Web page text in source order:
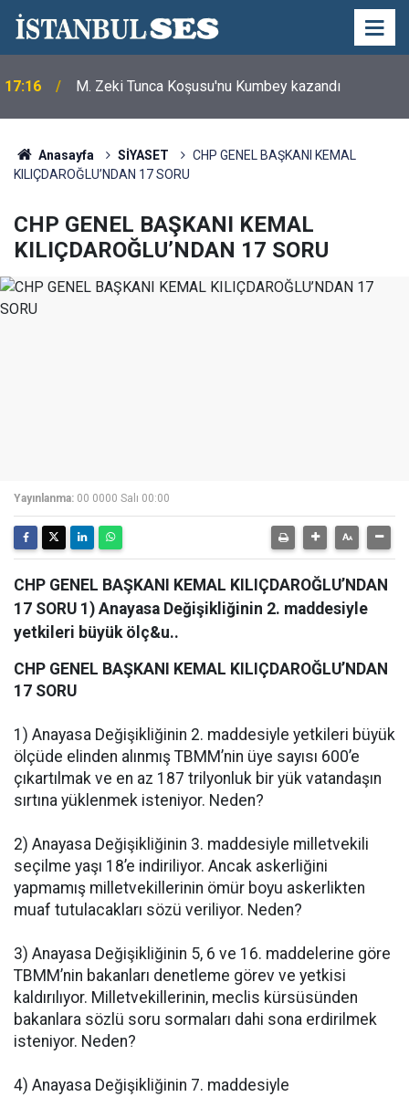
17:16 M. Zeki Tunca Koşusu'nu Kumbey kazandı
Anasayfa SİYASET
CHP GENEL BAŞKANI KEMAL
KILIÇDAROĞLU’NDAN 17 SORU
CHP GENEL BAŞKANI KEMAL
KILIÇDAROĞLU’NDAN 17 SORU
Yayınlanma: 00 0000 Salı 00:00
CHP GENEL BAŞKANI KEMAL KILIÇDAROĞLU’NDAN
17 SORU 1) Anayasa Değişikliğinin 2. maddesiyle
yetkileri büyük ölç&u..
CHP GENEL BAŞKANI KEMAL KILIÇDAROĞLU’NDAN
17 SORU
1) Anayasa Değişikliğinin 2. maddesiyle yetkileri büyük
ölçüde elinden alınmış TBMM’nin üye sayısı 600’e
çıkartılmak ve en az 187 trilyonluk bir yük vatandaşın
sırtına yüklenmek isteniyor. Neden?
2) Anayasa Değişikliğinin 3. maddesiyle milletvekili
seçilme yaşı 18’e indiriliyor. Ancak askerliğini
yapmamış milletvekillerinin ömür boyu askerlikten
muaf tutulacakları sözü veriliyor. Neden?
3) Anayasa Değişikliğinin 5, 6 ve 16. maddelerine göre
TBMM’nin bakanları denetleme görev ve yetkisi
kaldırılıyor. Milletvekillerinin, meclis kürsüsünden
bakanlara sözlü soru sormaları dahi sona erdirilmek
isteniyor. Neden?
4) Anayasa Değişikliğinin 7. maddesiyle